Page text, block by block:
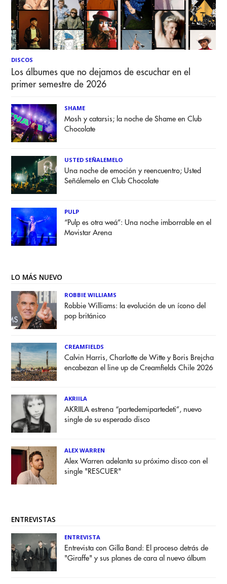
DISCOS
Los álbumes que no dejamos de escuchar en el
primer semestre de 2026
SHAME
Mosh y catarsis; la noche de Shame en Club
Chocolate
USTED SEÑALEMELO
Una noche de emoción y reencuentro; Usted
Señálemelo en Club Chocolate
PULP
“Pulp es otra weá”: Una noche imborrable en el
Movistar Arena
LO MÁS NUEVO
ROBBIE WILLIAMS
Robbie Williams: la evolución de un ícono del
pop británico
CREAMFIELDS
Calvin Harris, Charlotte de Witte y Boris Brejcha
encabezan el line up de Creamfields Chile 2026
AKRIILA
AKRIILA estrena “partedemipartedeti”, nuevo
single de su esperado disco
ALEX WARREN
Alex Warren adelanta su próximo disco con el
single "RESCUER"
ENTREVISTAS
ENTREVISTA
Entrevista con Gilla Band: El proceso detrás de
"Giraffe" y sus planes de cara al nuevo álbum